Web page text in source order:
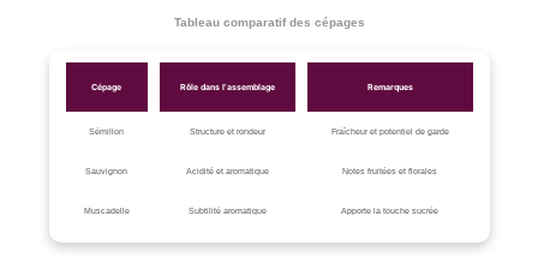
Tableau comparatif des cépages
Cépage Rôle dans l’assemblage Remarques
Sémillon Structure et rondeur Fraîcheur et potentiel de garde
Sauvignon Acidité et aromatique Notes fruitées et florales
Muscadelle Subtilité aromatique Apporte la touche sucrée